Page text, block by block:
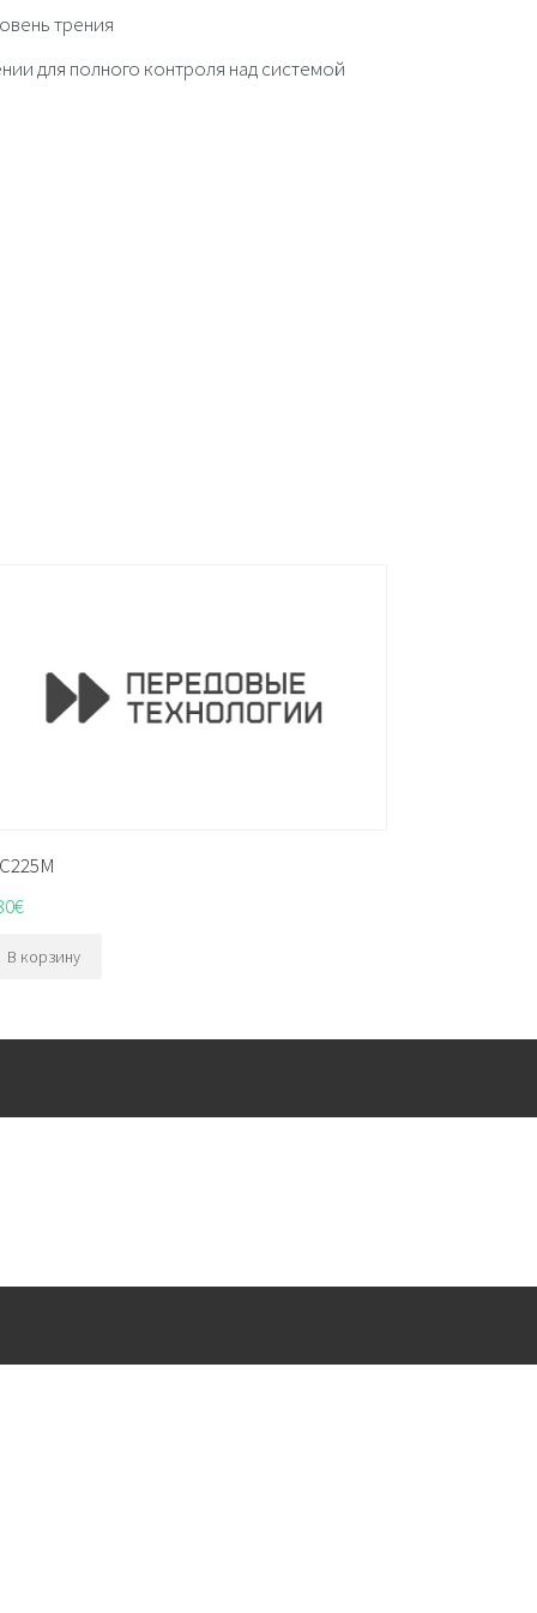
трения
для полного контроля над системой
€
В корзину